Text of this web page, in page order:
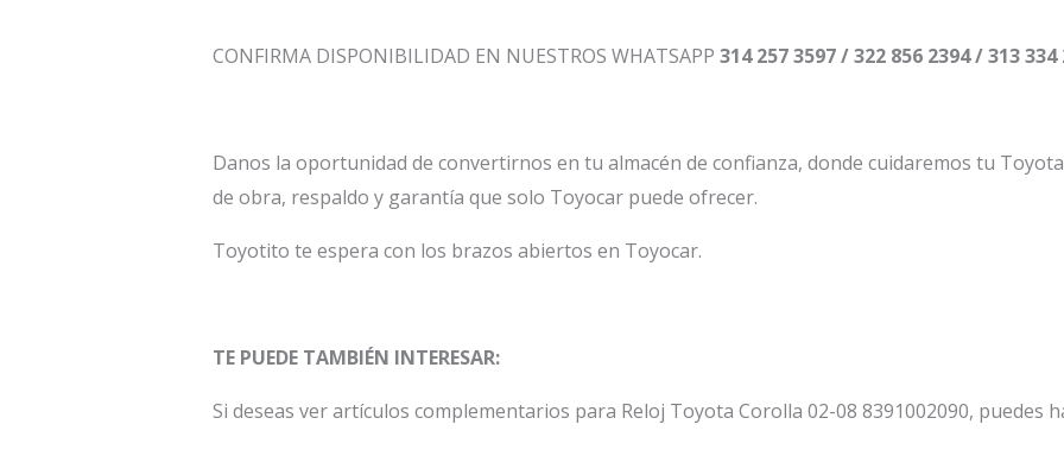
CONFIRMA DISPONIBILIDAD EN NUESTROS WHATSAPP 314 257 3597 / 322 856 2394 / 313 334
Danos la oportunidad de convertirnos en tu almacén de confianza, donde cuidaremos tu
de obra, respaldo y garantía que solo Toyocar puede ofrecer.
Toyotito te espera con los brazos abiertos en Toyocar.
TE PUEDE TAMBIÉN INTERESAR:
Si deseas ver artículos complementarios para Reloj Toyota Corolla 02-08 8391002090, puedes